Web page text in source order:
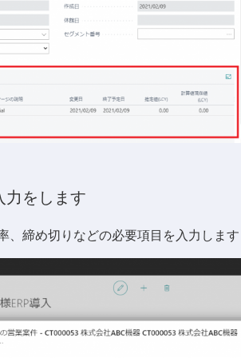
力をします
、締め切りなどの必要項目を入力します